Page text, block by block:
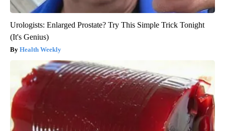
Urologists: Enlarged Prostate? Try This Simple Trick Tonight
(It's Genius)
Health Weekly